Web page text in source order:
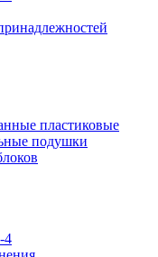
пластиковые
подушки
4